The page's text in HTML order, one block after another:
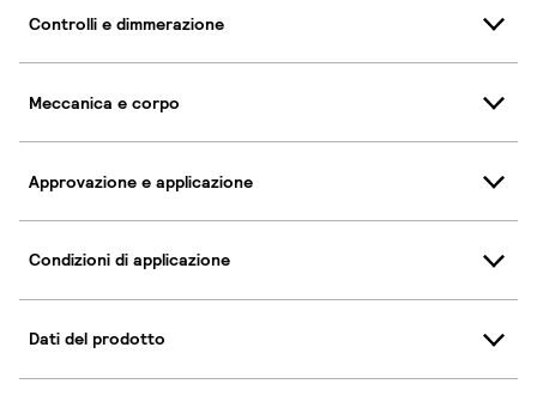
Controlli e dimmerazione
Meccanica e corpo
Approvazione e applicazione
Condizioni di applicazione
Dati del prodotto